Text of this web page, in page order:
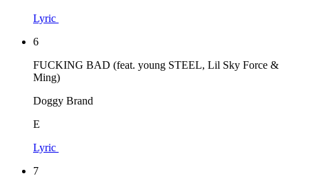
Lyric
6
FUCKING BAD (feat. young STEEL, Lil Sky Force &
Ming)
Doggy Brand
E
Lyric
7